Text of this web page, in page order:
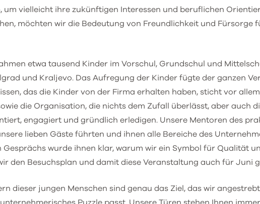
um vielleicht ihre zukünftigen Interessen und beruflichen
möchten wir die Bedeutung von Freundlichkeit und Fürsorge
etwa tausend Kinder im Vorschul, Grundschul und
und Kraljevo. Das Aufregung der Kinder fügte der ganzen
das die Kinder von der Firma erhalten haben, sticht vor
die Organisation, die nichts dem Zufall überlässt, aber auch
engagiert und gründlich erledigen. Unsere Mentoren des
lieben Gäste führten und ihnen alle Bereiche des
wurde ihnen klar, warum wir ein Symbol für Qualität
den Besuchsplan und damit diese Veranstaltung auch für Juni
dieser jungen Menschen sind genau das Ziel, das wir